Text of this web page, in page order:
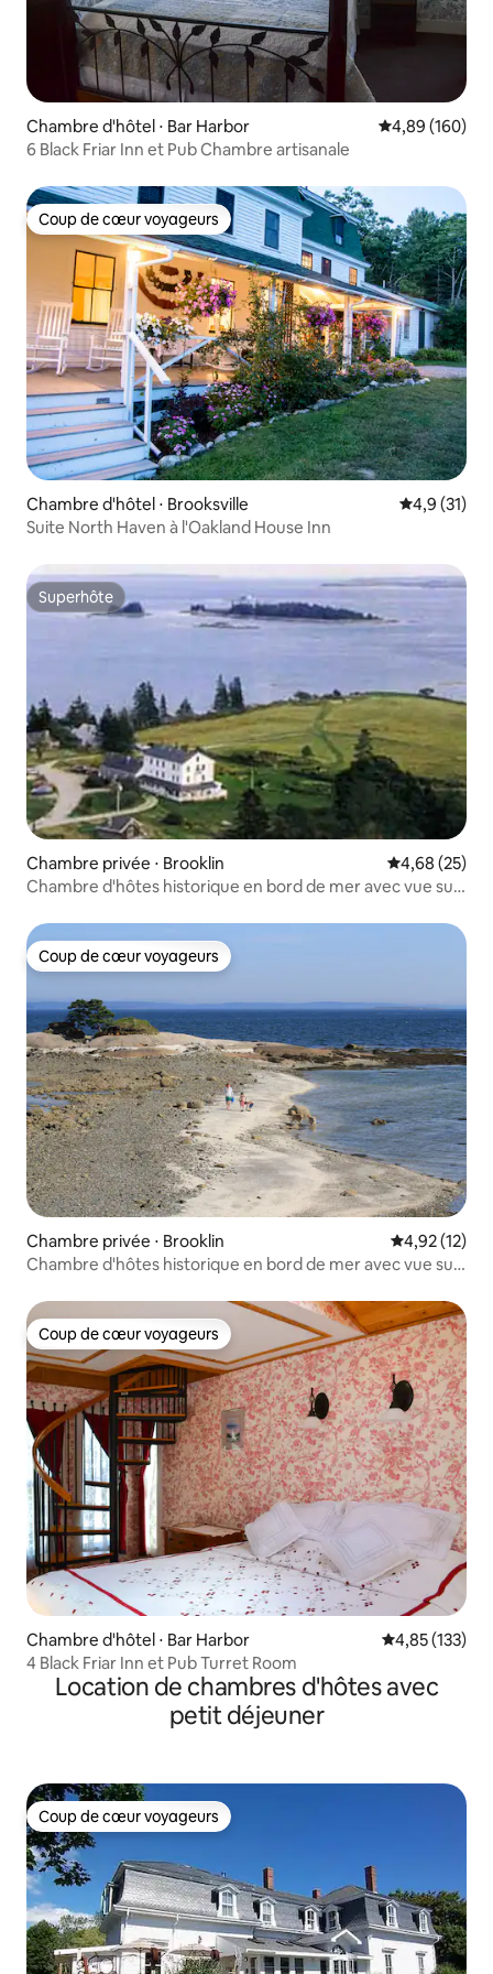
Chambre d'hôtel ⋅ Bar Harbor Évaluation
4,89 (160)
6 Black Friar Inn et Pub Chambre artisanale
Coup de cœur voyageurs
Coup de cœur voyageurs
Chambre d'hôtel ⋅ Brooksville Évaluation
4,9 (31)
Suite North Haven à l'Oakland House Inn
Superhôte
Superhôte
Chambre privée ⋅ Brooklin Évaluation
4,68 (25)
Chambre d'hôtes historique en bord de mer avec vue sur
Coup de cœur voyageurs
Coup de cœur voyageurs
Chambre privée ⋅ Brooklin Évaluation
4,92 (12)
Chambre d'hôtes historique en bord de mer avec vue sur
Coup de cœur voyageurs
Coup de cœur voyageurs
Chambre d'hôtel ⋅ Bar Harbor Évaluation
4,85 (133)
4 Black Friar Inn et Pub Turret Room
Location de chambres d'hôtes avec
petit déjeuner
Coup de cœur voyageurs
Coup de cœur voyageurs